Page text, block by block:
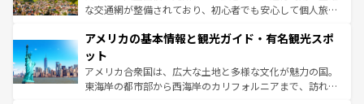
戦など、本場だからこそできる体験も豊富。イギリスを旅
ンツ一覧を参照してほしい。
な交通網が整備されており、初心者でも安心して個人旅行
の建物がそのまま残る町や、スイスならではのユニークな
博物館もあり、アルプス観光だけでなく町歩きも満喫する
ことができる。国民の所得が高いため物価も高いが、旅行
者向けの交通パス提供のサービスもあり、うまく活用すれ
アメリカの基本情報と観光ガイド・有名観光スポ
ット
アメリカ合衆国は、広大な土地と多様な文化が魅力の国。
東海岸の都市部から西海岸のカリフォルニアまで、訪れる